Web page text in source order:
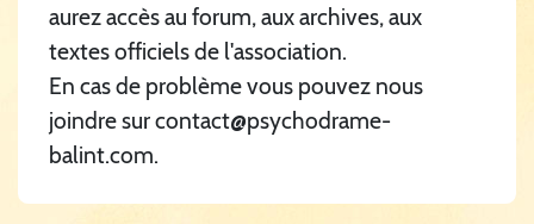
aurez accès au forum, aux archives, aux
textes officiels de l'association.
En cas de problème vous pouvez nous
joindre sur contact@psychodrame-
balint.com.